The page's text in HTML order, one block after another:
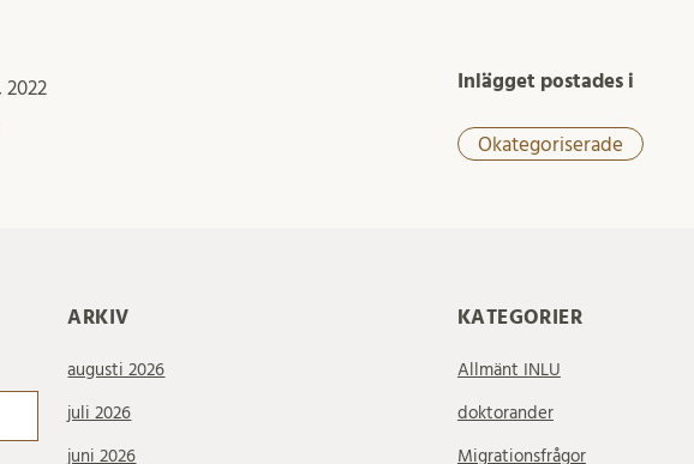
2022
Inlägget postades i
Okategoriserade
ARKIV
augusti 2026
juli 2026
juni 2026
KATEGORIER
Allmänt INLU
doktorander
Migrationsfrågor